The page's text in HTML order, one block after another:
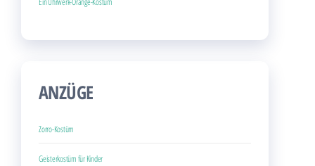
ANZÜGE
Zorro-Kostüm
Geisterkostüm für Kinder